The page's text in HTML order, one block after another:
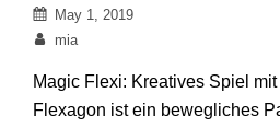
Posted
on
May 1, 2019
By
mia
Magic Flexi: Kreatives Spiel
Flexagon ist ein bewegliches